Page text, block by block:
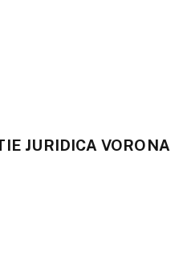
JURIDICA VORONA